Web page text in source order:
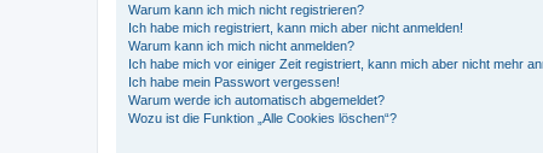
Warum kann ich mich nicht registrieren?
Ich habe mich registriert, kann mich aber nicht anmelden!
Warum kann ich mich nicht anmelden?
Ich habe mich vor einiger Zeit registriert, kann mich aber nicht mehr
Ich habe mein Passwort vergessen!
Warum werde ich automatisch abgemeldet?
Wozu ist die Funktion „Alle Cookies löschen“?